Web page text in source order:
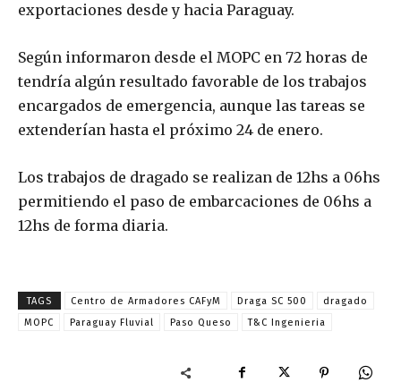
exportaciones desde y hacia Paraguay.
Según informaron desde el MOPC en 72 horas de
tendría algún resultado favorable de los trabajos
encargados de emergencia, aunque las tareas se
extenderían hasta el próximo 24 de enero.
Los trabajos de dragado se realizan de 12hs a 06hs
permitiendo el paso de embarcaciones de 06hs a
12hs de forma diaria.
TAGS Centro de Armadores CAFyM Draga SC 500
dragado
MOPC
Paraguay Fluvial Paso Queso T&C Ingenieria